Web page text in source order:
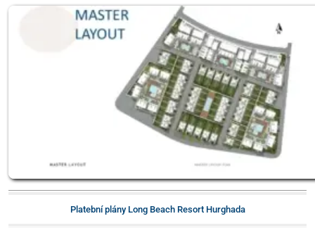
Platební plány Long Beach Resort Hurghada